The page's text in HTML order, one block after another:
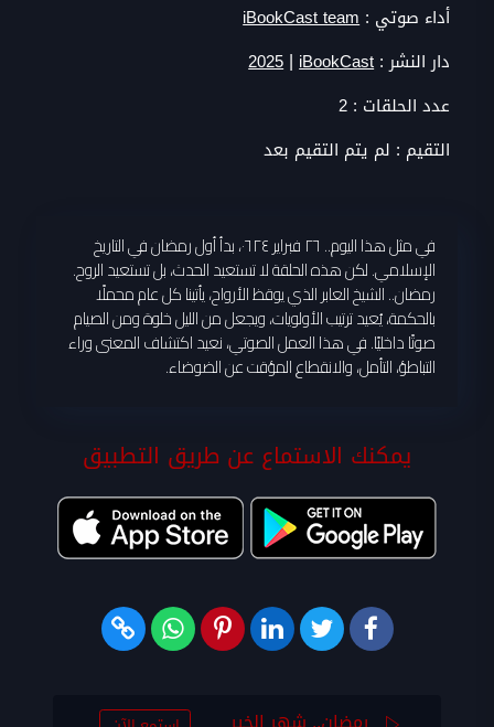
أداء صوتي :iBookCast team
دار النشر :iBookCast
|
2025
عدد الحلقات : 2
التقيم : لم يتم التقيم بعد
في مثل هذا اليوم.. ٢٦ فبراير ٠٦٢٤، بدأ أول رمضان في التاريخ
الإسلامي. لكن هذه الحلقة لا تستعيد الحدث، بل تستعيد الروح.
رمضان.. الشيخ العابر الذي يوقظ الأرواح، يأتينا كل عام محملًا
بالحكمة، يُعيد ترتيب الأولويات، ويجعل من الليل خلوة ومن الصيام
صوتًا داخليًا. في هذا العمل الصوتي، نعيد اكتشاف المعنى وراء
التباطؤ، التأمل، والانقطاع المؤقت عن الضوضاء.
يمكنك الاستماع عن طريق التطبيق